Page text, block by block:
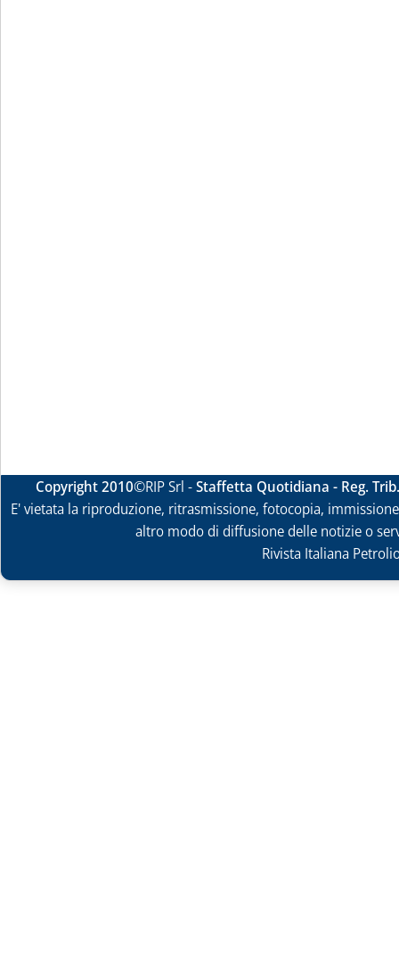
Copyright 2010©RIP Srl -Staffetta Quotidiana - Reg.
E' vietata la riproduzione, ritrasmissione, fotocopia,
altro modo di diffusione delle notizie o
Rivista Italiana